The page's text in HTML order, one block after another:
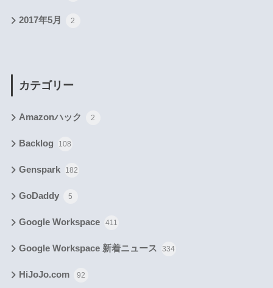
2017年5月 2
カテゴリー
Amazonハック 2
Backlog 108
Genspark 182
GoDaddy 5
Google Workspace 411
Google Workspace 新着ニュース 334
HiJoJo.com 92